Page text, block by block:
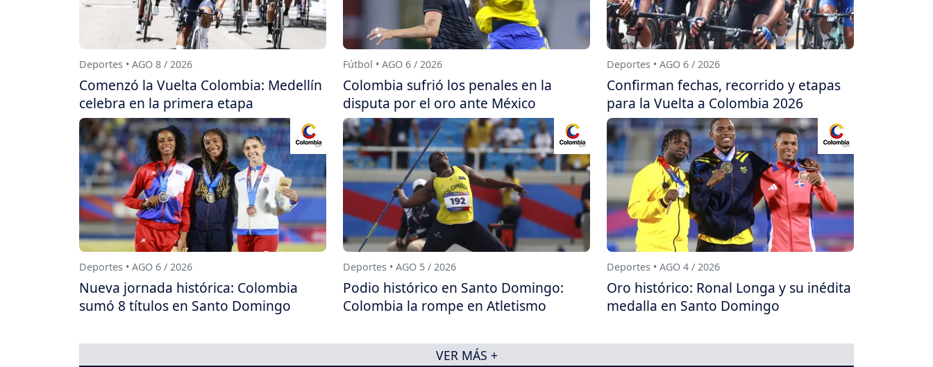
Deportes • AGO 8 / 2026
Comenzó la Vuelta Colombia: Medellín
celebra en la primera etapa
Fútbol • AGO 6 / 2026
Colombia sufrió los penales en la
disputa por el oro ante México
Deportes • AGO 6 / 2026
Confirman fechas, recorrido y etapas
para la Vuelta a Colombia 2026
Deportes • AGO 6 / 2026
Nueva jornada histórica: Colombia
sumó 8 títulos en Santo Domingo
Deportes • AGO 5 / 2026
Podio histórico en Santo Domingo:
Colombia la rompe en Atletismo
Deportes • AGO 4 / 2026
Oro histórico: Ronal Longa y su inédita
medalla en Santo Domingo
VER MÁS +